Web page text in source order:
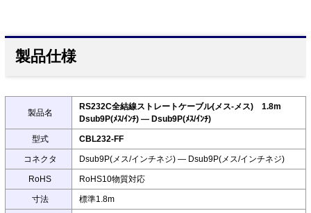
製品仕様
製品名
RS232C全結線ストレートケーブル(メス-メス) 1.8m
Dsub9P(ﾒｽ/ｲﾝﾁ) ― Dsub9P(ﾒｽ/ｲﾝﾁ)
型式 CBL232-FF
コネクタ Dsub9P(メス/インチネジ) ― Dsub9P(メス/インチネジ)
RoHS RoHS10物質対応
寸法 標準1.8m